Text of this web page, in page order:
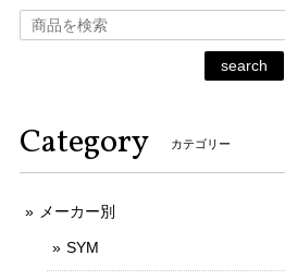
search
Category カテゴリー
メーカー別
SYM